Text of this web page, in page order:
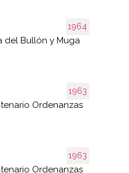
1964
del Bullón y Muga
1963
Ordenanzas
1963
Ordenanzas